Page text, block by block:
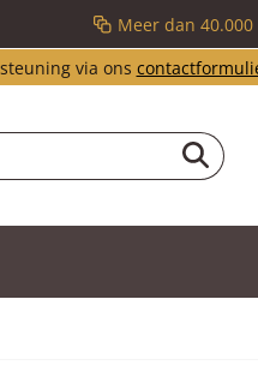
Meer dan
via ons